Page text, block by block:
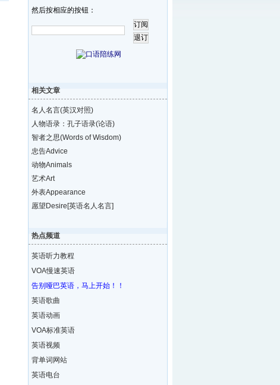
然后按相应的按钮：
相关文章
名人名言(英汉对照)
人物语录：孔子语录(论语)
智者之思(Words of Wisdom)
忠告Advice
动物Animals
艺术Art
外表Appearance
愿望Desire[英语名人名言]
热点频道
英语听力教程
VOA慢速英语
告别哑巴英语，马上开始！！
英语歌曲
英语动画
VOA标准英语
英语视频
背单词网站
英语电台